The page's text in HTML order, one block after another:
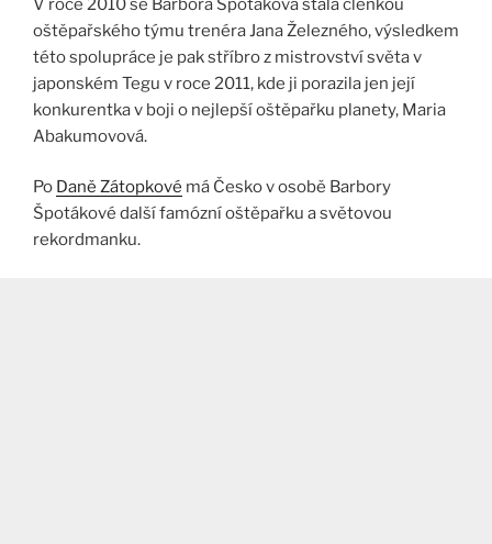
V roce 2010 se Barbora Špotáková stala členkou
oštěpařského týmu trenéra Jana Železného, výsledkem
této spolupráce je pak stříbro z mistrovství světa v
japonském Tegu v roce 2011, kde ji porazila jen její
konkurentka v boji o nejlepší oštěpařku planety, Maria
Abakumovová.
Po Daně Zátopkové má Česko v osobě Barbory
Špotákové další famózní oštěpařku a světovou
rekordmanku.